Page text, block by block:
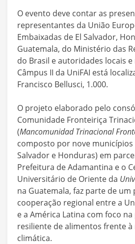
O evento deve contar as
representantes da União
Embaixadas de El Salvador,
Guatemala, do Ministério das
do Brasil e autoridades locais e
Câmpus II da UniFAI está
Francisco Bellusci, 1.000.
O projeto elaborado pelo
Comunidade Fronteiriça
(Mancomunidad Trinacional
composto por nove municípios
Salvador e Honduras) em
Prefeitura de Adamantina e o
Universitário de Oriente da
na Guatemala, faz parte de
cooperação regional entre a
e a América Latina com foco
resiliente de alimentos frente à
climática.